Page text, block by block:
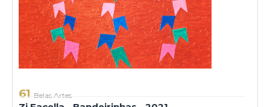
61 Belas Artes